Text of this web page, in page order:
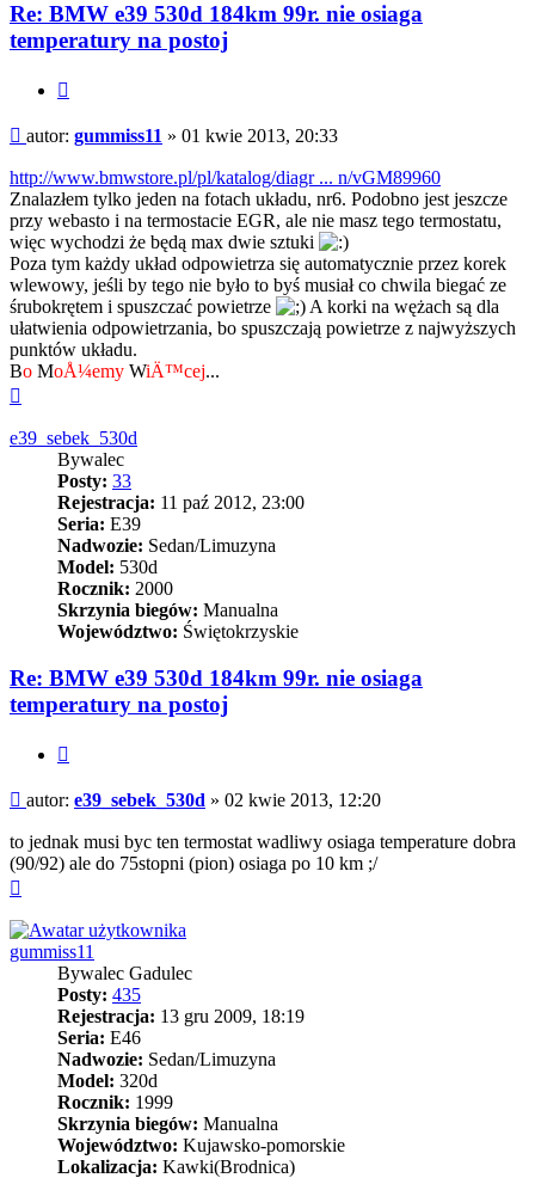
Re: BMW e39 530d 184km 99r. nie osiaga
temperatury na postoj
Post
autor: gummiss11 » 01 kwie 2013, 20:33
http://www.bmwstore.pl/pl/katalog/diagr ... n/vGM89960
Znalazłem tylko jeden na fotach układu, nr6. Podobno jest jeszcze
przy webasto i na termostacie EGR, ale nie masz tego termostatu,
więc wychodzi że będą max dwie sztuki
Poza tym każdy układ odpowietrza się automatycznie przez korek
wlewowy, jeśli by tego nie było to byś musiał co chwila biegać ze
śrubokrętem i spuszczać powietrze
A korki na wężach są dla
ułatwienia odpowietrzania, bo spuszczają powietrze z najwyższych
punktów układu.
Bo MoÅ¼emy WiÄ™cej...
e39_sebek_530d
Bywalec
Posty: 33
Rejestracja: 11 paź 2012, 23:00
Seria: E39
Nadwozie: Sedan/Limuzyna
Model: 530d
Rocznik: 2000
Skrzynia biegów: Manualna
Województwo: Świętokrzyskie
Re: BMW e39 530d 184km 99r. nie osiaga
temperatury na postoj
Post
autor: e39_sebek_530d » 02 kwie 2013, 12:20
to jednak musi byc ten termostat wadliwy osiaga temperature dobra
(90/92) ale do 75stopni (pion) osiaga po 10 km ;/
gummiss11
Bywalec Gadulec
Posty: 435
Rejestracja: 13 gru 2009, 18:19
Seria: E46
Nadwozie: Sedan/Limuzyna
Model: 320d
Rocznik: 1999
Skrzynia biegów: Manualna
Województwo: Kujawsko-pomorskie
Lokalizacja: Kawki(Brodnica)